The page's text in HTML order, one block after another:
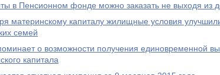
в Пенсионном фонде можно заказать не выходя из
материнскому капиталу жилищные условия
семей
о возможности получения единовременной
капитала